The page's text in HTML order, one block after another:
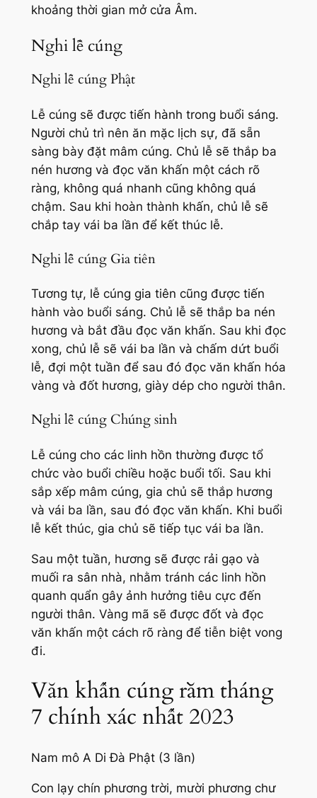
khoảng thời gian mở cửa Âm.
Nghi lễ cúng
Nghi lễ cúng Phật
Lễ cúng sẽ được tiến hành trong buổi sáng.
Người chủ trì nên ăn mặc lịch sự, đã sẵn
sàng bày đặt mâm cúng. Chủ lễ sẽ thắp ba
nén hương và đọc văn khấn một cách rõ
ràng, không quá nhanh cũng không quá
chậm. Sau khi hoàn thành khấn, chủ lễ sẽ
chắp tay vái ba lần để kết thúc lễ.
Nghi lễ cúng Gia tiên
Tương tự, lễ cúng gia tiên cũng được tiến
hành vào buổi sáng. Chủ lễ sẽ thắp ba nén
hương và bắt đầu đọc văn khấn. Sau khi đọc
xong, chủ lễ sẽ vái ba lần và chấm dứt buổi
lễ, đợi một tuần để sau đó đọc văn khấn hóa
vàng và đốt hương, giày dép cho người thân.
Nghi lễ cúng Chúng sinh
Lễ cúng cho các linh hồn thường được tổ
chức vào buổi chiều hoặc buổi tối. Sau khi
sắp xếp mâm cúng, gia chủ sẽ thắp hương
và vái ba lần, sau đó đọc văn khấn. Khi buổi
lễ kết thúc, gia chủ sẽ tiếp tục vái ba lần.
Sau một tuần, hương sẽ được rải gạo và
muối ra sân nhà, nhằm tránh các linh hồn
quanh quẩn gây ảnh hưởng tiêu cực đến
người thân. Vàng mã sẽ được đốt và đọc
văn khấn một cách rõ ràng để tiễn biệt vong
đi.
Văn khấn cúng rằm tháng
7 chính xác nhất 2023
Nam mô A Di Đà Phật (3 lần)
Con lạy chín phương trời, mười phương chư